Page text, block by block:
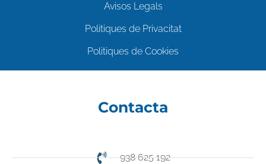
Avisos Legals
Politiques de Privacitat
Politiques de Cookies
Contacta
938 625 192